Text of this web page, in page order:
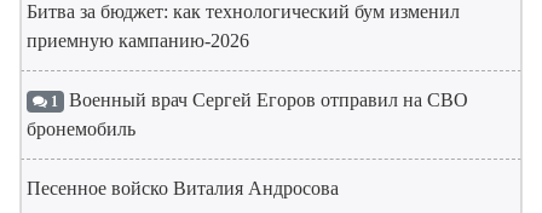
Битва за бюджет: как технологический бум изменил
приемную кампанию-2026
1 Военный врач Сергей Егоров отправил на СВО
бронемобиль
Песенное войско Виталия Андросова